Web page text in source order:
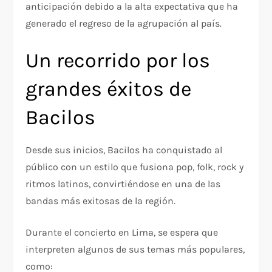
anticipación debido a la alta expectativa que ha
generado el regreso de la agrupación al país.
Un recorrido por los
grandes éxitos de
Bacilos
Desde sus inicios, Bacilos ha conquistado al
público con un estilo que fusiona pop, folk, rock y
ritmos latinos, convirtiéndose en una de las
bandas más exitosas de la región.
Durante el concierto en Lima, se espera que
interpreten algunos de sus temas más populares,
como: